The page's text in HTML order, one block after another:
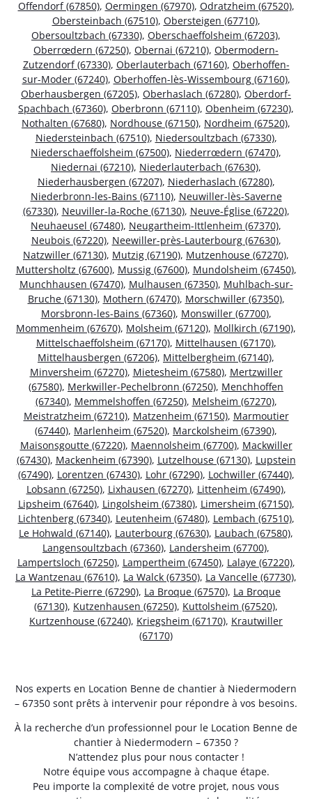
Offendorf (67850), Oermingen (67970), Odratzheim (67520),
Obersteinbach (67510), Obersteigen (67710),
Obersoultzbach (67330), Oberschaeffolsheim (67203),
Oberrœdern (67250), Obernai (67210), Obermodern-
Zutzendorf (67330), Oberlauterbach (67160), Oberhoffen-
sur-Moder (67240), Oberhoffen-lès-Wissembourg (67160),
Oberhausbergen (67205), Oberhaslach (67280), Oberdorf-
Spachbach (67360), Oberbronn (67110), Obenheim (67230),
Nothalten (67680), Nordhouse (67150), Nordheim (67520),
Niedersteinbach (67510), Niedersoultzbach (67330),
Niederschaeffolsheim (67500), Niederrœdern (67470),
Niedernai (67210), Niederlauterbach (67630),
Niederhausbergen (67207), Niederhaslach (67280),
Niederbronn-les-Bains (67110), Neuwiller-lès-Saverne
(67330), Neuviller-la-Roche (67130), Neuve-Église (67220),
Neuhaeusel (67480), Neugartheim-Ittlenheim (67370),
Neubois (67220), Neewiller-près-Lauterbourg (67630),
Natzwiller (67130), Mutzig (67190), Mutzenhouse (67270),
Muttersholtz (67600), Mussig (67600), Mundolsheim (67450),
Munchhausen (67470), Mulhausen (67350), Muhlbach-sur-
Bruche (67130), Mothern (67470), Morschwiller (67350),
Morsbronn-les-Bains (67360), Monswiller (67700),
Mommenheim (67670), Molsheim (67120), Mollkirch (67190),
Mittelschaeffolsheim (67170), Mittelhausen (67170),
Mittelhausbergen (67206), Mittelbergheim (67140),
Minversheim (67270), Mietesheim (67580), Mertzwiller
(67580), Merkwiller-Pechelbronn (67250), Menchhoffen
(67340), Memmelshoffen (67250), Melsheim (67270),
Meistratzheim (67210), Matzenheim (67150), Marmoutier
(67440), Marlenheim (67520), Marckolsheim (67390),
Maisonsgoutte (67220), Maennolsheim (67700), Mackwiller
(67430), Mackenheim (67390), Lutzelhouse (67130), Lupstein
(67490), Lorentzen (67430), Lohr (67290), Lochwiller (67440),
Lobsann (67250), Lixhausen (67270), Littenheim (67490),
Lipsheim (67640), Lingolsheim (67380), Limersheim (67150),
Lichtenberg (67340), Leutenheim (67480), Lembach (67510),
Le Hohwald (67140), Lauterbourg (67630), Laubach (67580),
Langensoultzbach (67360), Landersheim (67700),
Lampertsloch (67250), Lampertheim (67450), Lalaye (67220),
La Wantzenau (67610), La Walck (67350), La Vancelle (67730),
La Petite-Pierre (67290), La Broque (67570), La Broque
(67130), Kutzenhausen (67250), Kuttolsheim (67520),
Kurtzenhouse (67240), Kriegsheim (67170), Krautwiller
(67170)
Nos experts en Location Benne de chantier à Niedermodern
– 67350 sont prêts à intervenir pour répondre à vos besoins.
À la recherche d’un professionnel pour le Location Benne de
chantier à Niedermodern – 67350 ?
N’attendez plus pour nous contacter !
Notre équipe vous accompagne à chaque étape.
Peu importe la complexité de votre projet, nous vous